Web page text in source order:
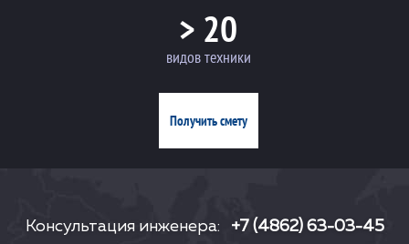
> 20
видов техники
Получить смету
Консультация инженера: +7 (4862) 63-03-45